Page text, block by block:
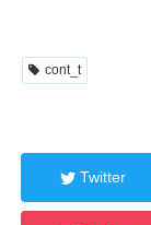
cont_t
Twitter